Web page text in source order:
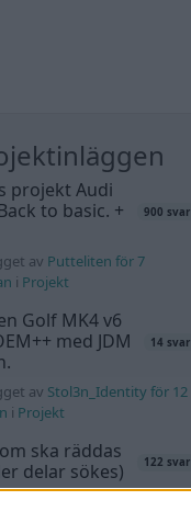
projekt Audi
to basic. +
900 svar
av Putteliten för 7
i Projekt
Golf MK4 v6
med JDM
14 svar
av Stol3n_Identity för 12
i Projekt
ska räddas
delar sökes)
122 svar